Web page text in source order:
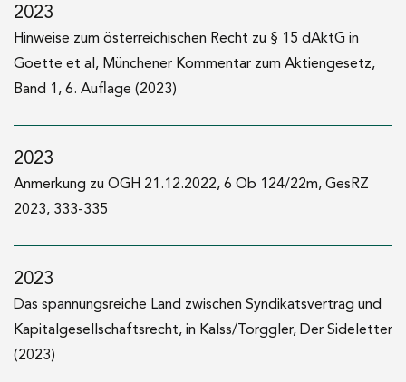
2000–2002
Leiter der Geschäftsstelle der Übernahmekommission
1996–2000
Wirtschaftsuniversität Wien
1996
2023
Hinweise zum österreichischen Recht zu § 15 dAktG in
Goette et al, Münchener Kommentar zum Aktiengesetz,
Band 1, 6. Auflage (2023)
2023
Anmerkung zu OGH 21.12.2022, 6 Ob 124/22m, GesRZ
2023, 333-335
2023
Das spannungsreiche Land zwischen Syndikatsvertrag und
Kapitalgesellschaftsrecht, in Kalss/Torggler, Der Sideletter
(2023)